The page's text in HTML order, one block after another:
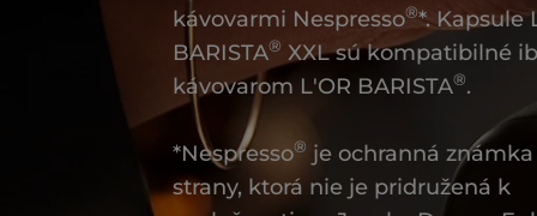
kávovarmi Nespresso®*. Kapsule
BARISTA® XXL sú kompatibilné
kávovarom L'OR BARISTA®.
*Nespresso® je ochranná
strany, ktorá nie je pridružená k